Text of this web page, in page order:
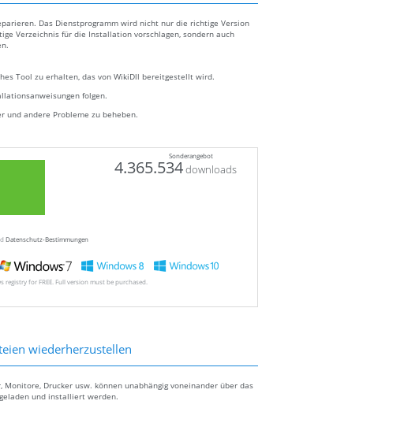
Das Dienstprogramm wird nicht nur die richtige Version
Verzeichnis für die Installation vorschlagen, sondern auch
Tool zu erhalten, das von WikiDll bereitgestellt wird.
folgen.
und andere Probleme zu beheben.
Sonderangebot
4.365.534downloads
Datenschutz-Bestimmungen
for FREE. Full version must be purchased.
wiederherzustellen
Drucker usw. können unabhängig voneinander über das
und installiert werden.